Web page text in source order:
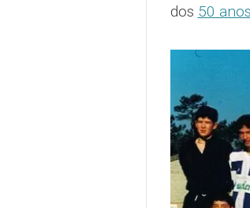
dos 50